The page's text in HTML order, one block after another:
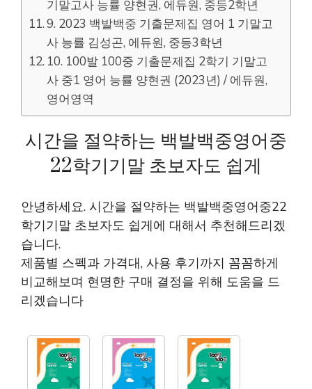
기말고사 능률 양현권, 에듀원, 중등2학년
9. 2023 백발백중 기출문제집 영어 1 기말고
사 능률 김성곤, 에듀원, 중등3학년
10. 100발 100중 기출문제집 2학기 기말고
사 중1 영어 능률 양현권 (2023년) / 에듀원,
영어영역
시간을 절약하는 백발백중영어중
22학기기말 초보자도 쉽게
안녕하세요. 시간을 절약하는 백발백중영어중22
학기기말 초보자도 쉽게에 대해서 추천해드리겠
습니다.
제품별 스펙과 가격대, 사용 후기까지 꼼꼼하게
비교해보며 현명한 구매 결정을 위해 도움을 드
리겠습니다